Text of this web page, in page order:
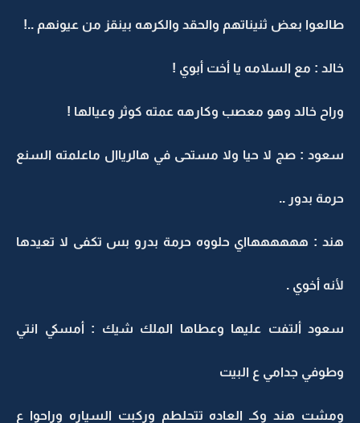
طالعوا بعض ثنيناتهم والحقد والكرهه بينقز من عيونهم ..!
خالد : مع السلامه يا أخت أبوي !
وراح خالد وهو معصب وكارهه عمته كوثر وعيالها !
سعود : صج لا حيا ولا مستحى في هالرياال ماعلمته السنع
حرمة بدور ..
هند : ههههههااي حلووه حرمة بدرو بس تكفى لا تعيدها
لأنه أخوي .
سعود ألتفت عليها وعطاها الملك شيك : أمسكي انتي
وطوفي جدامي ع البيت
ومشت هند وكـ العاده تتحلطم وركبت السياره وراحوا ع